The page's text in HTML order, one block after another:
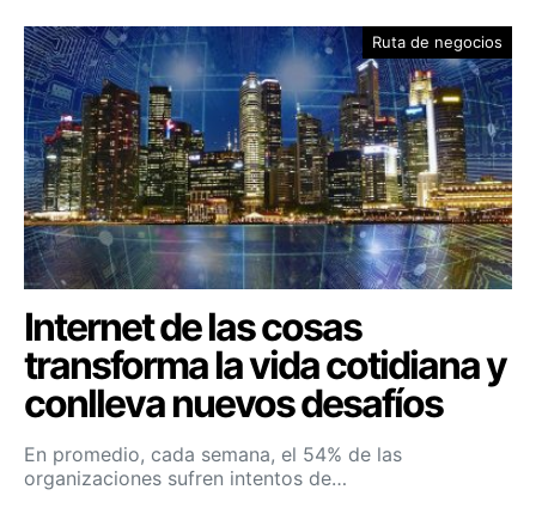
Ruta de negocios
Internet de las cosas
transforma la vida cotidiana y
conlleva nuevos desafíos
En promedio, cada semana, el 54% de las
organizaciones sufren intentos de…